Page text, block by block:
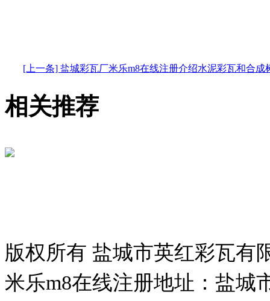
[上一条] 盐城彩瓦厂米乐m8在线注册介绍水泥彩瓦和合成
相关推荐
版权所有 盐城市英红彩瓦有
米乐m8在线注册地址：盐城